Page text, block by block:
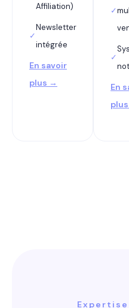
Affiliation)
✓
Newsletter
intégrée
En savoir
plus →
✓
✓
En